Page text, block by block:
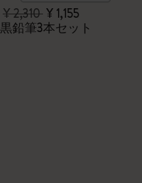
¥ 2,310¥ 1,155
黒鉛筆3本セット